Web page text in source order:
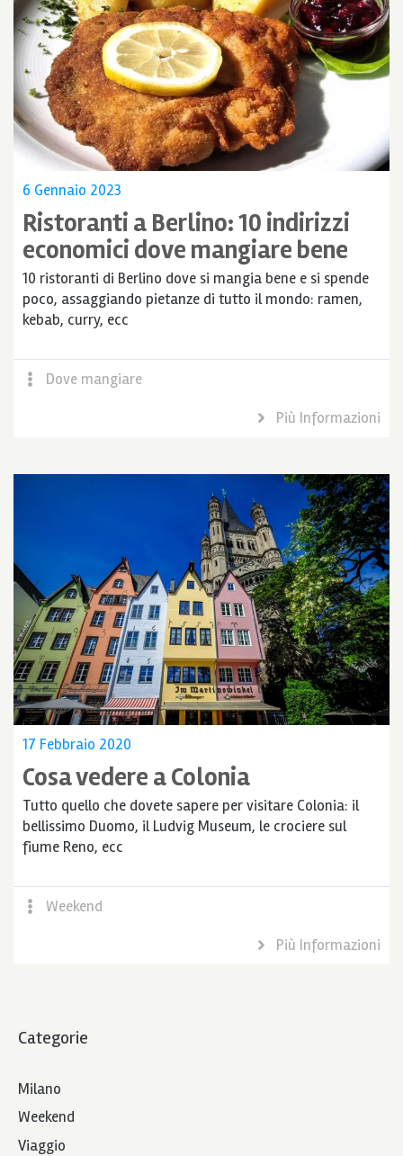
6 Gennaio 2023
Ristoranti a Berlino: 10 indirizzi
economici dove mangiare bene
10 ristoranti di Berlino dove si mangia bene e si spende
poco, assaggiando pietanze di tutto il mondo: ramen,
kebab, curry, ecc
Dove mangiare
Più Informazioni
17 Febbraio 2020
Cosa vedere a Colonia
Tutto quello che dovete sapere per visitare Colonia: il
bellissimo Duomo, il Ludvig Museum, le crociere sul
fiume Reno, ecc
Weekend
Più Informazioni
Categorie
Milano
Weekend
Viaggio